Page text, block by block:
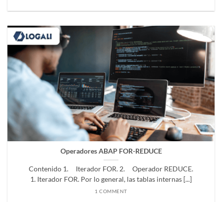
Operadores ABAP FOR-REDUCE
Contenido 1. Iterador FOR. 2. Operador REDUCE.
1. Iterador FOR. Por lo general, las tablas internas [...]
1 COMMENT